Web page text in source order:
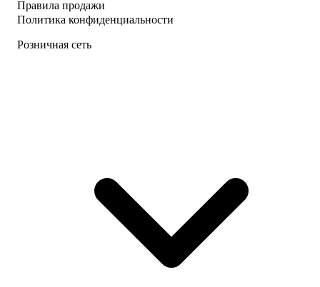
Правила продажи
Политика конфиденциальности
Розничная сеть